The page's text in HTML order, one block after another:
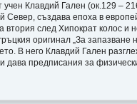
учен Клавдий Гален (ок.129 –
Север, създава епоха в
втория след Хипократ колос и
оригинал „За
В него Клавдий Гален
дава предписания за